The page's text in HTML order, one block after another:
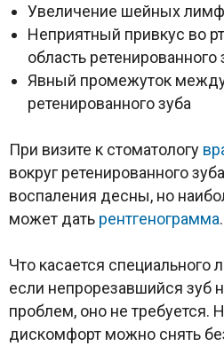
Увеличение шейных
Неприятный привкус во
область ретенированного
Явный промежуток
ретенированного зуба
При визите к стоматологу
вокруг ретенированного
воспаления десны, но
может дать рентгенограмма.
Что касается специального
если непрорезавшийся зуб
проблем, оно не требуется.
дискомфорт можно снять